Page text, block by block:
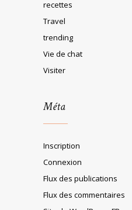
recettes
Travel
trending
Vie de chat
Visiter
Méta
Inscription
Connexion
Flux des publications
Flux des commentaires